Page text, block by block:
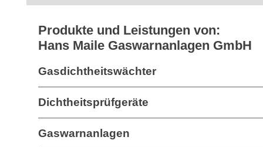
Produkte und Leistungen von:
Hans Maile Gaswarnanlagen GmbH
Gasdichtheitswächter
Dichtheitsprüfgeräte
Gaswarnanlagen